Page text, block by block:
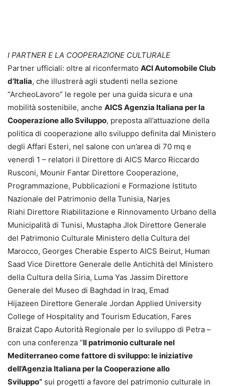
I PARTNER E LA COOPERAZIONE CULTURALE
Partner ufficiali: oltre al riconfermato ACI Automobile Club
d’Italia, che illustrerà agli studenti nella sezione
“ArcheoLavoro” le regole per una guida sicura e una
mobilità sostenibile, anche AICS Agenzia Italiana per la
Cooperazione allo Sviluppo, preposta all’attuazione della
politica di cooperazione allo sviluppo definita dal Ministero
degli Affari Esteri, nel salone con un’area di 70 mq e
venerdì 1 – relatori il Direttore di AICS Marco Riccardo
Rusconi, Mounir Fantar Direttore Cooperazione,
Programmazione, Pubblicazioni e Formazione Istituto
Nazionale del Patrimonio della Tunisia, Narjes
Riahi Direttore Riabilitazione e Rinnovamento Urbano della
Municipalità di Tunisi, Mustapha Jlok Direttore Generale
del Patrimonio Culturale Ministero della Cultura del
Marocco, Georges Cherabie Esperto AICS Beirut, Human
Saad Vice Direttore Generale delle Antichità del Ministero
della Cultura della Siria, Luma Yas Jassim Direttore
Generale del Museo di Baghdad in Iraq, Emad
Hijazeen Direttore Generale Jordan Applied University
College of Hospitality and Tourism Education, Fares
Braizat Capo Autorità Regionale per lo sviluppo di Petra –
con una conferenza “Il patrimonio culturale nel
Mediterraneo come fattore di sviluppo: le iniziative
dell’Agenzia Italiana per la Cooperazione allo
Sviluppo” sui progetti a favore del patrimonio culturale in